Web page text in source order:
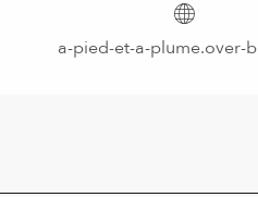
a-pied-et-a-plume.over-